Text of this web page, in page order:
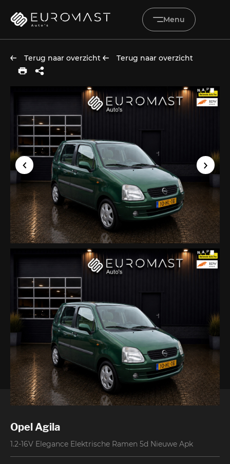
Menu
Aanbod
Diensten
Werkplaats
Vacatures
Over ons
Verkocht
Contact
Terug naar overzicht Terug naar overzicht
Opel Agila
1.2-16V Elegance Elektrische Ramen 5d Nieuwe Apk